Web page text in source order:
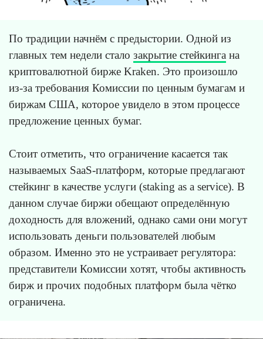
По традиции начнём с предыстории. Одной из
главных тем недели стало закрытие стейкинга на
криптовалютной бирже Kraken. Это произошло
из-за требования Комиссии по ценным бумагам и
биржам США, которое увидело в этом процессе
предложение ценных бумаг.
Стоит отметить, что ограничение касается так
называемых SaaS-платформ, которые предлагают
стейкинг в качестве услуги (staking as a service). В
данном случае биржи обещают определённую
доходность для вложений, однако сами они могут
использовать деньги пользователей любым
образом. Именно это не устраивает регулятора:
представители Комиссии хотят, чтобы активность
бирж и прочих подобных платформ была чётко
ограничена.